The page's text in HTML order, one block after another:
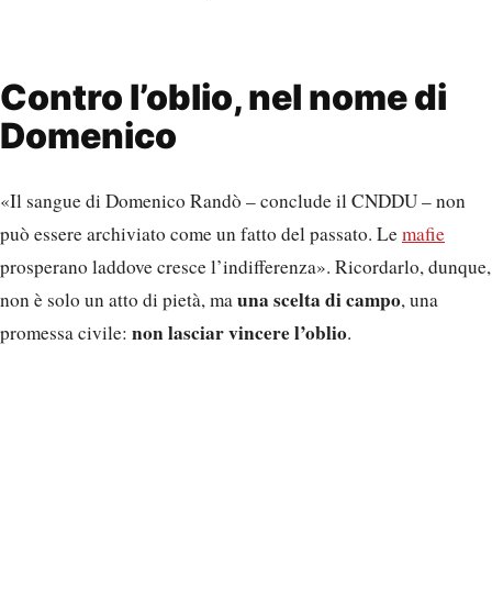
Contro l’oblio, nel nome di
Domenico
«Il sangue di Domenico Randò – conclude il CNDDU – non
può essere archiviato come un fatto del passato. Lemafie
prosperano laddove cresce l’indifferenza». Ricordarlo, dunque,
non è solo un atto di pietà, mauna scelta di campo, una
promessa civile: non lasciar vincere l’oblio.